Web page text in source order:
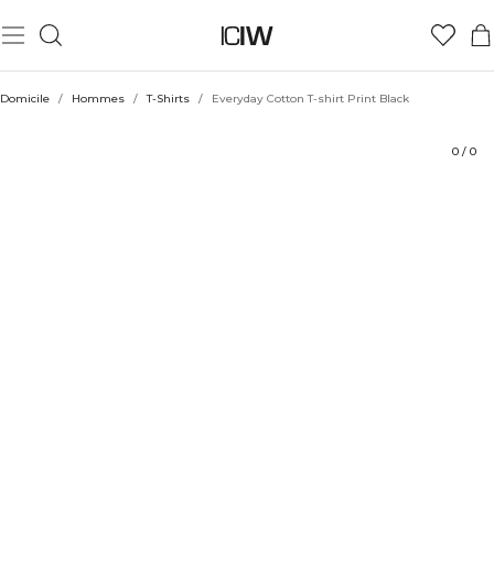
Domicile / Hommes / T-Shirts / Everyday Cotton T-shirt Print Black
0 / 0